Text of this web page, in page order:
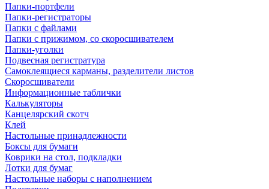
Папки-портфели
Папки-регистраторы
Папки с файлами
Папки с прижимом, со скоросшивателем
Папки-уголки
Подвесная регистратура
Самоклеящиеся карманы, разделители листов
Скоросшиватели
Информационные таблички
Калькуляторы
Канцелярский скотч
Клей
Настольные принадлежности
Боксы для бумаги
Коврики на стол, подкладки
Лотки для бумаг
Настольные наборы с наполнением